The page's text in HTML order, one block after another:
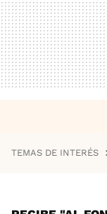
TEMAS DE INTERÉS